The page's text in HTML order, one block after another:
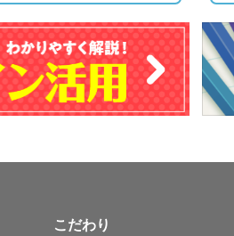
こだわり